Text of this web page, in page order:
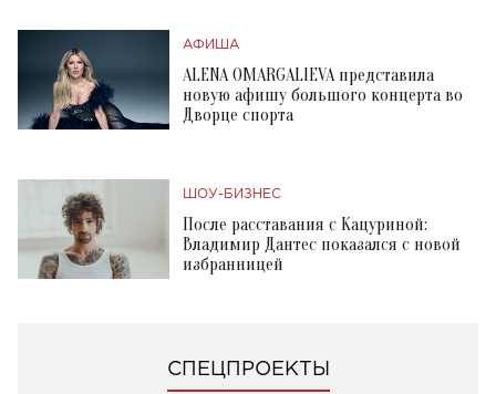
АФИША
ALENA OMARGALIEVA представила
новую афишу большого концерта во
Дворце спорта
ШОУ-БИЗНЕС
После расставания с Кацуриной:
Владимир Дантес показался с новой
избранницей
СПЕЦПРОЕКТЫ